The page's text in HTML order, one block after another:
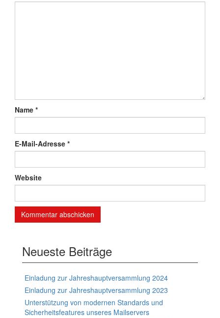
Name *
E-Mail-Adresse *
Website
Neueste Beiträge
Einladung zur Jahreshauptversammlung 2024
Einladung zur Jahreshauptversammlung 2023
Unterstützung von modernen Standards und
Sicherheitsfeatures unseres Mailservers